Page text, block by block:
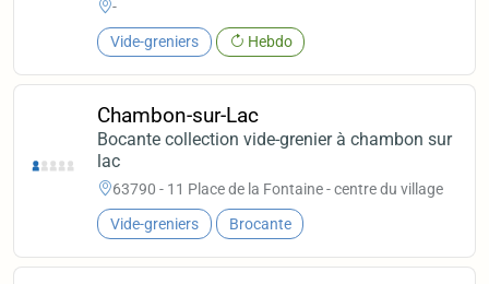
-
Vide-greniers Hebdo
Chambon-sur-Lac
Bocante collection vide-grenier à chambon sur
lac
63790 - 11 Place de la Fontaine - centre du village
Vide-greniers Brocante